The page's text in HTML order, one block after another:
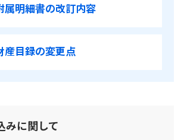
明細書の改訂内容
目録の変更点
みに関して